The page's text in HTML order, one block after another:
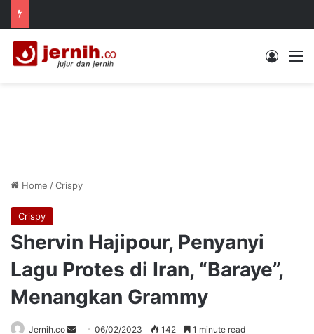
Log In
Home /Crispy
Crispy
Shervin Hajipour, Penyanyi
Lagu Protes di Iran, “Baraye”,
Menangkan Grammy
Jernih.co
Send06/02/2023 142 1 minute read